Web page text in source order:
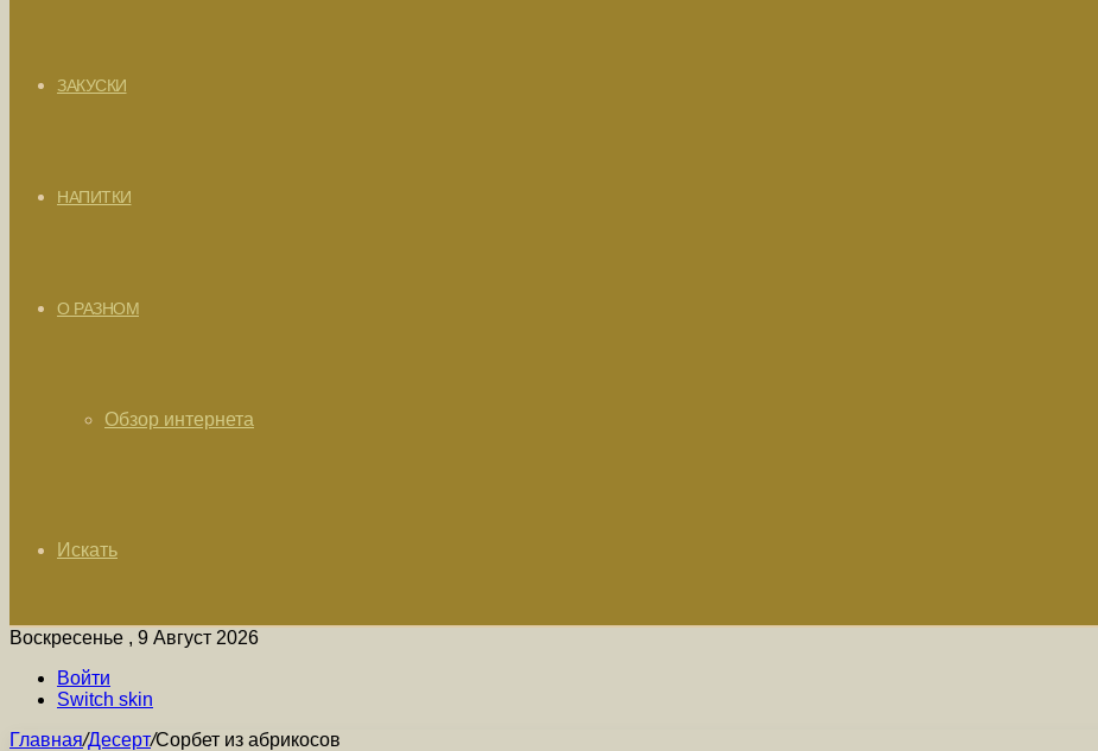
ЗАКУСКИ
НАПИТКИ
О РАЗНОМ
Обзор интернета
Искать
Воскресенье , 9 Август 2026
Войти
Switch skin
Главная/Десерт/Сорбет из абрикосов